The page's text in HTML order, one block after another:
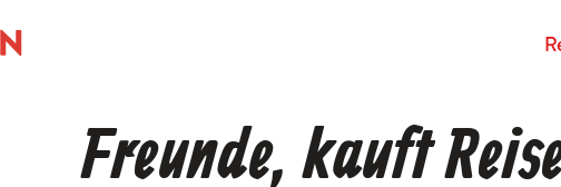
Freunde, kauft